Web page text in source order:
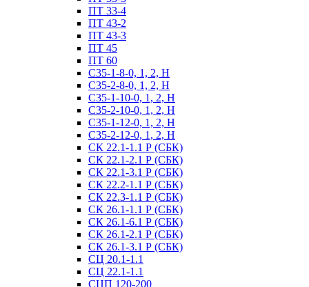
ПТ 33-4
ПТ 43-2
ПТ 43-3
ПТ 45
ПТ 60
С35-1-8-0, 1, 2, Н
С35-2-8-0, 1, 2, Н
С35-1-10-0, 1, 2, Н
С35-2-10-0, 1, 2, Н
С35-1-12-0, 1, 2, Н
С35-2-12-0, 1, 2, Н
СК 22.1-1.1 Р (СБК)
СК 22.1-2.1 Р (СБК)
СК 22.1-3.1 Р (СБК)
СК 22.2-1.1 Р (СБК)
СК 22.3-1.1 Р (СБК)
СК 26.1-1.1 Р (СБК)
СК 26.1-6.1 Р (СБК)
СК 26.1-2.1 Р (СБК)
СК 26.1-3.1 Р (СБК)
СЦ 20.1-1.1
СЦ 22.1-1.1
СЦП 120-200